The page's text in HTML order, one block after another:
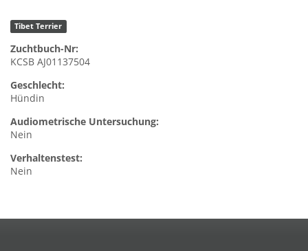
Tibet Terrier
Zuchtbuch-Nr:
KCSB AJ01137504
Geschlecht:
Hündin
Audiometrische Untersuchung:
Nein
Verhaltenstest:
Nein